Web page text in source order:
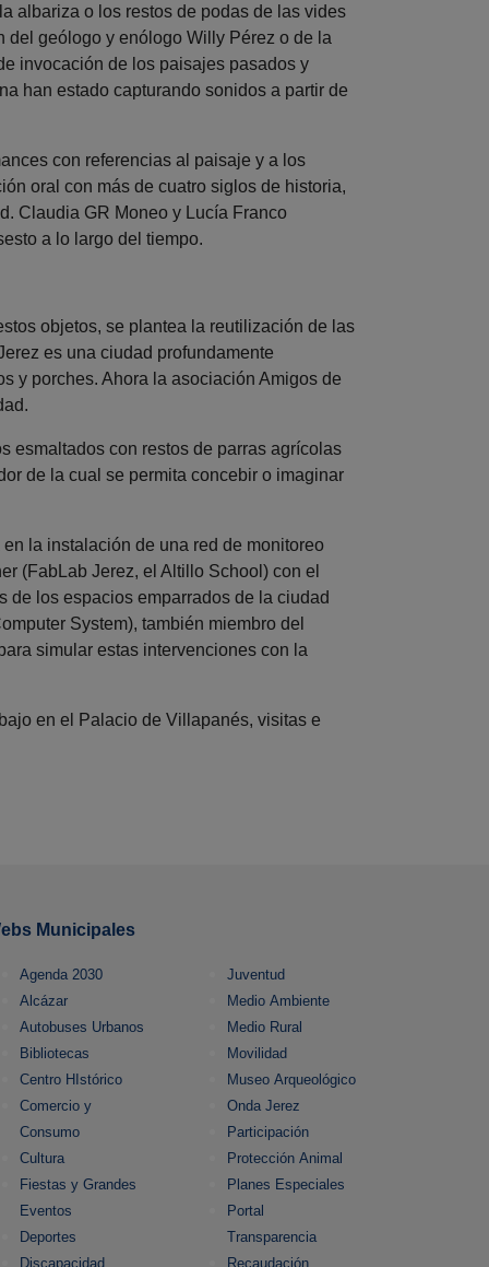
albariza o los restos de podas de las vides
del geólogo y enólogo Willy Pérez o de la
invocación de los paisajes pasados y
han estado capturando sonidos a partir de
con referencias al paisaje y a los
oral con más de cuatro siglos de historia,
Claudia GR Moneo y Lucía Franco
a lo largo del tiempo.
objetos, se plantea la reutilización de las
es una ciudad profundamente
y porches. Ahora la asociación Amigos de
esmaltados con restos de parras agrícolas
de la cual se permita concebir o imaginar
la instalación de una red de monitoreo
(FabLab Jerez, el Altillo School) con el
de los espacios emparrados de la ciudad
System), también miembro del
simular estas intervenciones con la
en el Palacio de Villapanés, visitas e
Municipales
Agenda 2030
Alcázar
Autobuses Urbanos
Bibliotecas
Centro HIstórico
Comercio y
Consumo
Cultura
Fiestas y Grandes
Eventos
Deportes
Discapacidad
Juventud
Medio Ambiente
Medio Rural
Movilidad
Museo Arqueológico
Onda Jerez
Participación
Protección Animal
Planes Especiales
Portal
Transparencia
Recaudación